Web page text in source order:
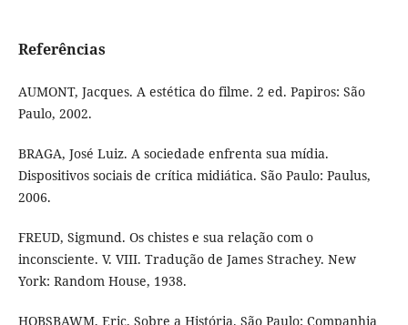
Referências
AUMONT, Jacques. A estética do filme. 2 ed. Papiros: São
Paulo, 2002.
BRAGA, José Luiz. A sociedade enfrenta sua mídia.
Dispositivos sociais de crítica midiática. São Paulo: Paulus,
2006.
FREUD, Sigmund. Os chistes e sua relação com o
inconsciente. V. VIII. Tradução de James Strachey. New
York: Random House, 1938.
HOBSBAWM, Eric. Sobre a História. São Paulo: Companhia